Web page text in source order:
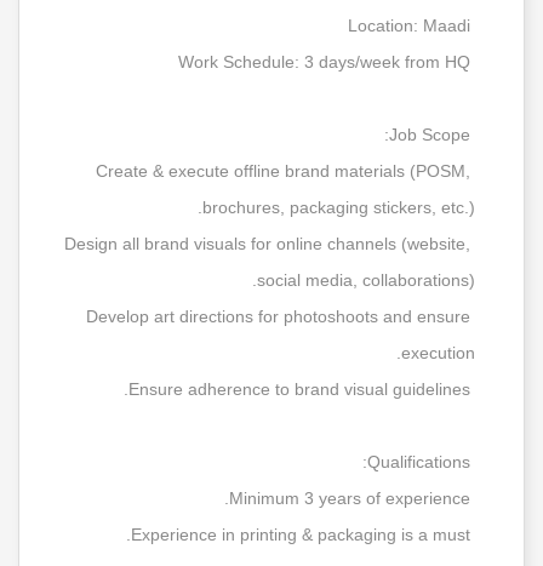
Create & execute offline brand materials (POSM,
brochures, packaging stickers, etc.).
Design all brand visuals for online channels (website,
social media, collaborations).
Develop art directions for photoshoots and ensure
execution.